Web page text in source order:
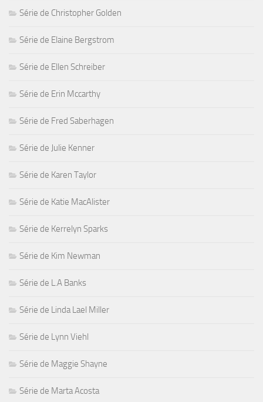
Série de Christopher Golden
Série de Elaine Bergstrom
Série de Ellen Schreiber
Série de Erin Mccarthy
Série de Fred Saberhagen
Série de Julie Kenner
Série de Karen Taylor
Série de Katie MacAlister
Série de Kerrelyn Sparks
Série de Kim Newman
Série de L.A Banks
Série de Linda Lael Miller
Série de Lynn Viehl
Série de Maggie Shayne
Série de Marta Acosta